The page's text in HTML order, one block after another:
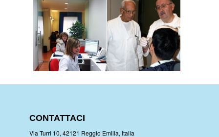
CONTATTACI
Via Turri 10, 42121 Reggio Emilia, Italia